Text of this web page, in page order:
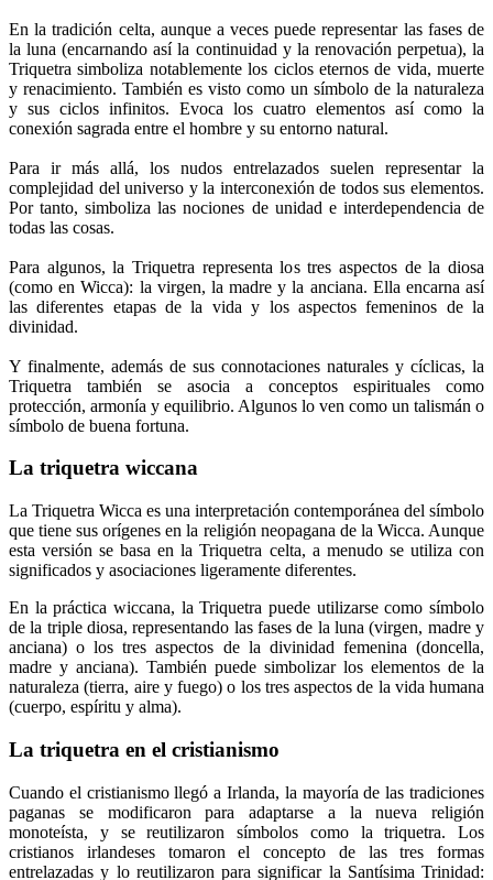
En la tradición celta, aunque a veces puede representar las fases de
la luna (encarnando así la continuidad y la renovación perpetua), la
Triquetra simboliza notablemente los ciclos eternos de vida, muerte
y renacimiento. También es visto como un símbolo de la naturaleza
y sus ciclos infinitos. Evoca los cuatro elementos así como la
conexión sagrada entre el hombre y su entorno natural.
Para ir más allá, los nudos entrelazados suelen representar la
complejidad del universo y la interconexión de todos sus elementos.
Por tanto, simboliza las nociones de unidad e interdependencia de
todas las cosas.
Para algunos, la Triquetra representa los tres aspectos de la diosa
(como en Wicca): la virgen, la madre y la anciana. Ella encarna así
las diferentes etapas de la vida y los aspectos femeninos de la
divinidad.
Y finalmente, además de sus connotaciones naturales y cíclicas, la
Triquetra también se asocia a conceptos espirituales como
protección, armonía y equilibrio. Algunos lo ven como un talismán o
símbolo de buena fortuna.
La triquetra wiccana
La Triquetra Wicca es una interpretación contemporánea del símbolo
que tiene sus orígenes en la religión neopagana de la Wicca. Aunque
esta versión se basa en la Triquetra celta, a menudo se utiliza con
significados y asociaciones ligeramente diferentes.
En la práctica wiccana, la Triquetra puede utilizarse como símbolo
de la triple diosa, representando las fases de la luna (virgen, madre y
anciana) o los tres aspectos de la divinidad femenina (doncella,
madre y anciana). También puede simbolizar los elementos de la
naturaleza (tierra, aire y fuego) o los tres aspectos de la vida humana
(cuerpo, espíritu y alma).
La triquetra en el cristianismo
Cuando el cristianismo llegó a Irlanda, la mayoría de las tradiciones
paganas se modificaron para adaptarse a la nueva religión
monoteísta, y se reutilizaron símbolos como la triquetra. Los
cristianos irlandeses tomaron el concepto de las tres formas
entrelazadas y lo reutilizaron para significar la Santísima Trinidad: